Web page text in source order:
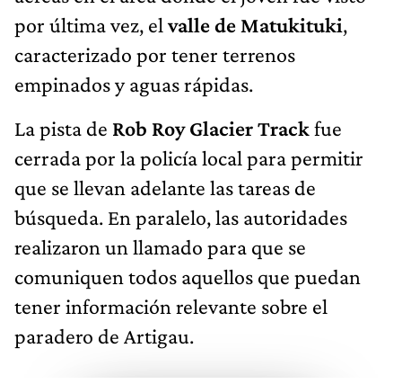
por última vez, elvalle de Matukituki,
caracterizado por tener terrenos
empinados y aguas rápidas.
La pista de Rob Roy Glacier Trackfue
cerrada por la policía local para permitir
que se llevan adelante las tareas de
búsqueda. En paralelo, las autoridades
realizaron un llamado para que se
comuniquen todos aquellos que puedan
tener información relevante sobre el
paradero de Artigau.